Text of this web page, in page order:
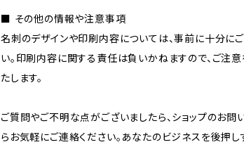
■ その他の情報や注意事項
名刺のデザインや印刷内容については、事前に十分に
い。印刷内容に関する責任は負いかねますので、ご注
たします。
ご質問やご不明な点がございましたら、ショップのお問
らお気軽にご連絡ください。あなたのビジネスを後押し